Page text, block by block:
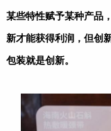
某些特性赋予某种产品
新才能获得利润，但创
包装就是创新。